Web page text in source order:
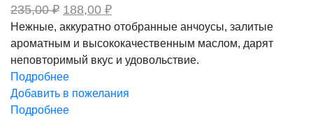
235,00₽ Первоначальная
составляла
235,00 ₽.
188,00 ₽Текущая
цена:
188,00 ₽.
Нежные, аккуратно отобранные анчоусы, залитые
ароматным и высококачественным маслом, дарят
неповторимый вкус и удовольствие.
Подробнее
Добавить в пожелания
Подробнее